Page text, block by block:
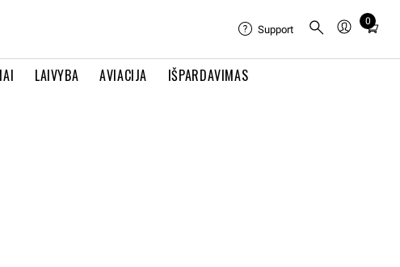
LAIVYBA AVIACIJA IŠPARDAVIMAS
Support
0
Total
in